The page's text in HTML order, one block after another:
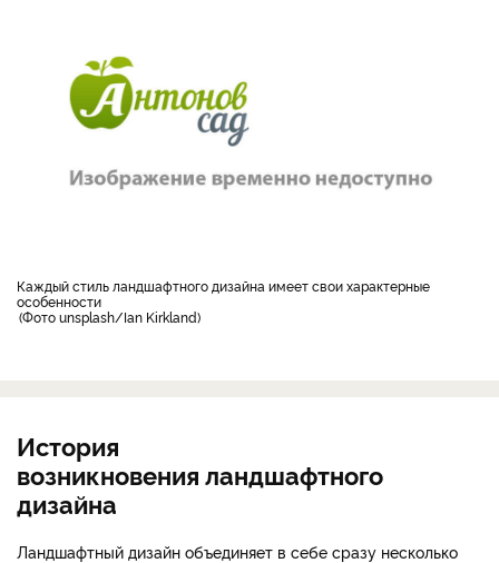
каждый стиль ландшафтного дизайна имеет свои характерные
особенности
Фото unsplash/Ian Kirkland
История
возникновения ландшафтного
дизайна
Ландшафтный дизайн объединяет в себе сразу несколько